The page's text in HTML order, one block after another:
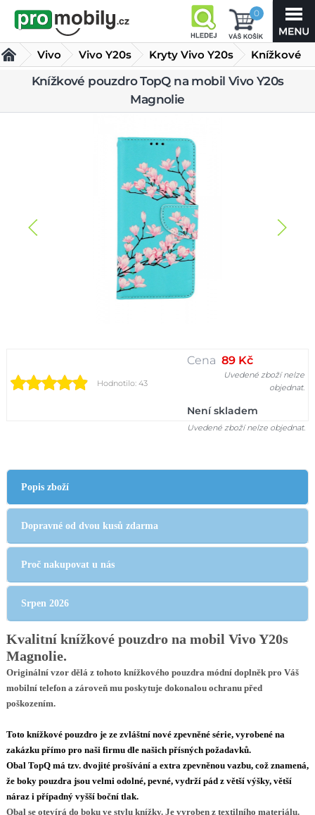
0
Vivo Vivo Y20s Kryty Vivo Y20s
Knížkové
pouzdro
TopQ na mobil Vivo Y20s Magnolie
Knížkové pouzdro TopQ na mobil Vivo Y20s
Magnolie
Hodnotilo: 43
Cena 89 Kč
Uvedené zboží nelze
objednat.
Není skladem
Uvedené zboží nelze objednat.
Popis zboží
Dopravné od dvou kusů zdarma
Proč nakupovat u nás
Srpen 2026
Kvalitní knížkové pouzdro na mobil Vivo Y20s
Magnolie.
Originální vzor dělá z tohoto knížkového pouzdra módní doplněk pro Váš
mobilní telefon a zároveň mu poskytuje dokonalou ochranu před
poškozením.
Toto knížkové pouzdro je ze zvláštní nové zpevněné série, vyrobené na
zakázku přímo pro naši firmudle našich přísných požadavků.
Obal TopQ má tzv. dvojité prošívání a extra zpevněnou vazbu, což znamená,
že boky pouzdra jsou velmi odolné, pevné, vydrží pád z větší výšky, větší
náraz i případný vyšší boční tlak.
Obal se otevírá do boku ve stylu knížky. Jevyroben z textilního materiálu.